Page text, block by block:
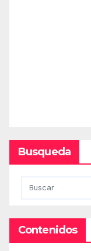
Busqueda
Contenidos